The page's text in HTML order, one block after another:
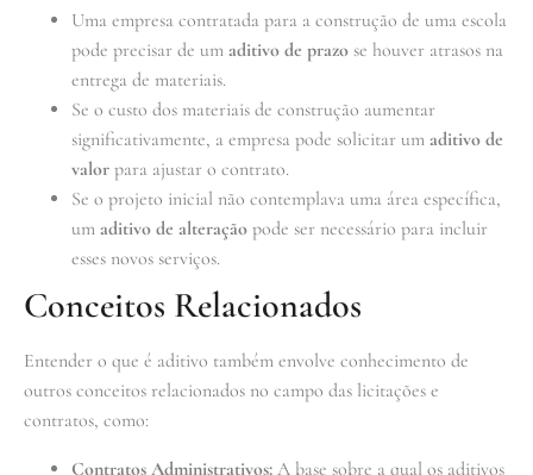
Uma empresa contratada para a construção de uma escola
pode precisar de um aditivo de prazo se houver atrasos na
entrega de materiais.
Se o custo dos materiais de construção aumentar
significativamente, a empresa pode solicitar um aditivo de
valor para ajustar o contrato.
Se o projeto inicial não contemplava uma área específica,
um aditivo de alteração pode ser necessário para incluir
esses novos serviços.
Conceitos Relacionados
Entender o que é aditivo também envolve conhecimento de
outros conceitos relacionados no campo das licitações e
contratos, como:
Contratos Administrativos: A base sobre a qual os aditivos